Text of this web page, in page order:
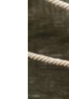
À
Projets